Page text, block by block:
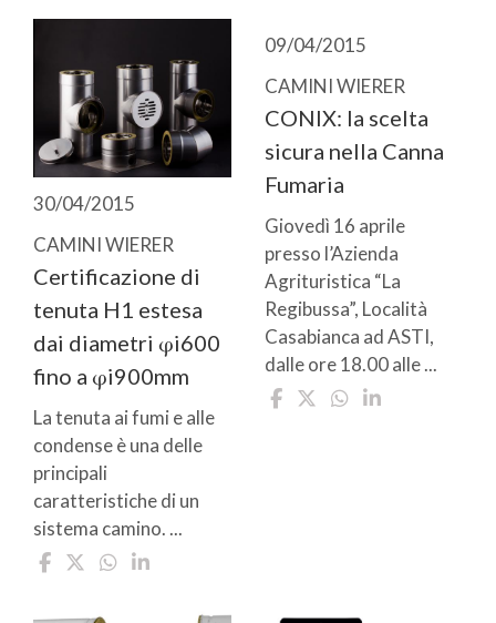
30/04/2015
CAMINI WIERER
Certificazione di
tenuta H1 estesa
dai diametri φi600
fino a φi900mm
La tenuta ai fumi e alle
condense è una delle
principali
caratteristiche di un
sistema camino. ...
09/04/2015
CAMINI WIERER
CONIX: la scelta
sicura nella Canna
Fumaria
Giovedì 16 aprile
presso l’Azienda
Agrituristica “La
Regibussa”, Località
Casabianca ad ASTI,
dalle ore 18.00 alle ...